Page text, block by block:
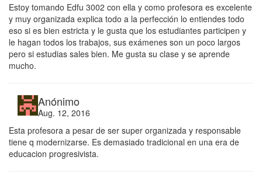
Estoy tomando Edfu 3002 con ella y como profesora es excelente
y muy organizada explica todo a la perfección lo entiendes todo
eso si es bien estricta y le gusta que los estudiantes participen y
le hagan todos los trabajos, sus exámenes son un poco largos
pero si estudias sales bien. Me gusta su clase y se aprende
mucho.
Anónimo
Aug. 12, 2016
Esta profesora a pesar de ser super organizada y responsable
tiene q modernizarse. Es demasiado tradicional en una era de
educacion progresivista.